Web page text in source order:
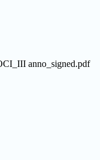
anno_signed.pdf